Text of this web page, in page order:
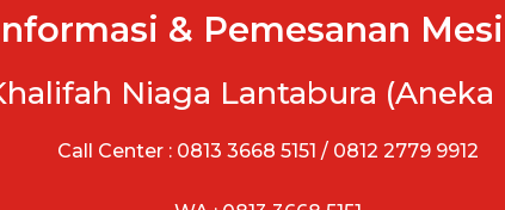
& Pemesanan
Niaga Lantabura (Aneka
Call Center : 0813 3668 5151 / 0812 2779 9912